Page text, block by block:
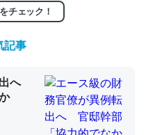
伏線」は回収されないけ
。進化すればするほど分
チェック！
記事
出へ